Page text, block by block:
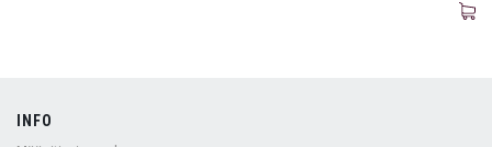
INFO